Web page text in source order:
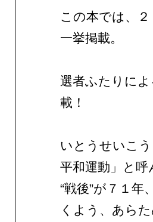
この本では、
一挙掲載。
選者ふたりに
載！
いとうせいこ
平和運動」と呼
“戦後”が７１年
くよう、あら